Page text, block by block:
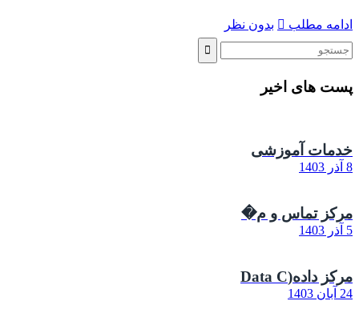
ادامه مطلب بدون نظر
پست های اخیر
خدمات آموزشی
8 آذر 1403
مرکز تماس و م�
5 آذر 1403
مرکز داده(Data C
24 آبان 1403